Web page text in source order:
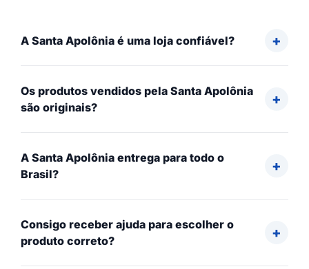
A Santa Apolônia é uma loja confiável?
Os produtos vendidos pela Santa Apolônia
são originais?
A Santa Apolônia entrega para todo o
Brasil?
Consigo receber ajuda para escolher o
produto correto?